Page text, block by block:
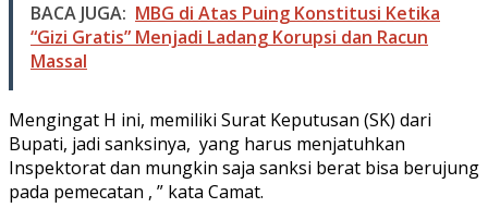
BACA JUGA: MBG di Atas Puing Konstitusi Ketika
“Gizi Gratis” Menjadi Ladang Korupsi dan Racun
Massal
Mengingat H ini, memiliki Surat Keputusan (SK) dari
Bupati, jadi sanksinya, yang harus menjatuhkan
Inspektorat dan mungkin saja sanksi berat bisa berujung
pada pemecatan , ” kata Camat.